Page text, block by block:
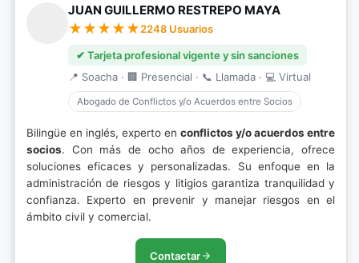
JUAN GUILLERMO RESTREPO MAYA
2248 Usuarios
✔ Tarjeta profesional vigente y sin sanciones
📍 Soacha · 🏢 Presencial · 📞 Llamada · 💻 Virtual
Abogado de Conflictos y/o Acuerdos entre Socios
Bilingüe en inglés, experto en conflictos y/o acuerdos entre
socios. Con más de ocho años de experiencia, ofrece
soluciones eficaces y personalizadas. Su enfoque en la
administración de riesgos y litigios garantiza tranquilidad y
confianza. Experto en prevenir y manejar riesgos en el
ámbito civil y comercial.
Contactar